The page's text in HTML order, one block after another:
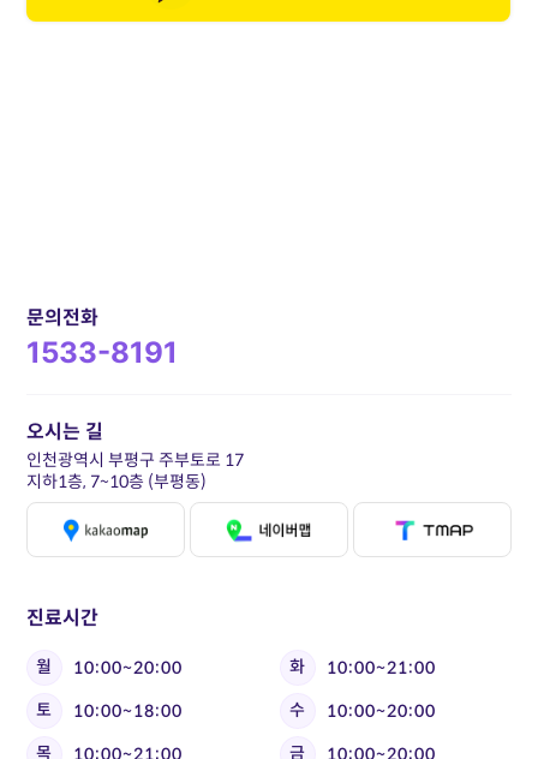
문의전화
1533-8191
진료시간
월 10:00~20:00 화
10:00~21:00
토
10:00~18:00 수
10:00~20:00
목
10:00~21:00 금 10:00~20:00
오시는 길
인천광역시 부평구 주부토로 17
지하1층, 7~10층 (부평동)